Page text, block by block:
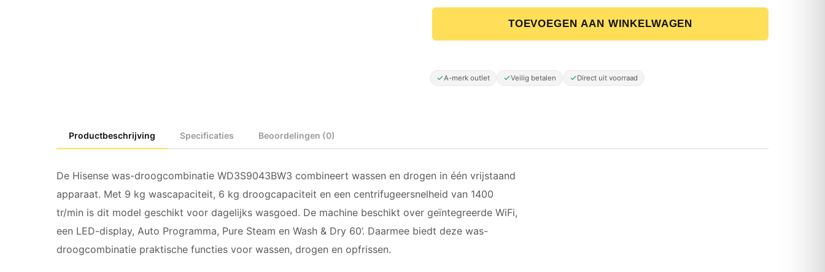
Hisense WD3S9043BW3 Was-droogcombinatie - 9/6 kg - 1400 rpm aantal
TOEVOEGEN AAN WINKELWAGEN
A-merk outlet Veilig betalen Direct uit voorraad
Productbeschrijving Specificaties Beoordelingen (0)
De Hisense was-droogcombinatie WD3S9043BW3 combineert wassen en drogen in één vrijstaand
apparaat. Met 9 kg wascapaciteit, 6 kg droogcapaciteit en een centrifugeersnelheid van 1400
tr/min is dit model geschikt voor dagelijks wasgoed. De machine beschikt over geïntegreerde WiFi,
een LED-display, Auto Programma, Pure Steam en Wash & Dry 60’. Daarmee biedt deze was-
droogcombinatie praktische functies voor wassen, drogen en opfrissen.